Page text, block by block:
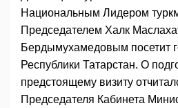
Национальным Лидером
Председателем Халк
Бердымухамедовым посетит
Республики Татарстан. О
предстоящему визиту
Председателя Кабинета